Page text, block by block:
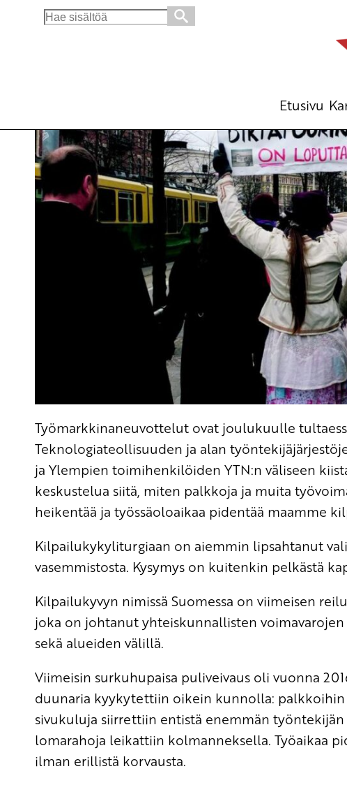
Search
Etusivu
Työmarkkinaneuvottelut ovat joulukuulle
Teknologiateollisuuden ja alan
ja Ylempien toimihenkilöiden YTN:n väliseen
keskustelua siitä, miten palkkoja ja muita
heikentää ja työssäoloaikaa pidentää maamme
Kilpailukykyliturgiaan on aiemmin lipsahtanut
vasemmistosta. Kysymys on kuitenkin pelkästä
Kilpailukyvyn nimissä Suomessa on viimeisen
joka on johtanut yhteiskunnallisten
sekä alueiden välillä.
Viimeisin surkuhupaisa puliveivaus oli vuonna
duunaria kyykytettiin oikein kunnolla:
sivukuluja siirrettiin entistä enemmän
lomarahoja leikattiin kolmanneksella. Työaikaa
ilman erillistä korvausta.